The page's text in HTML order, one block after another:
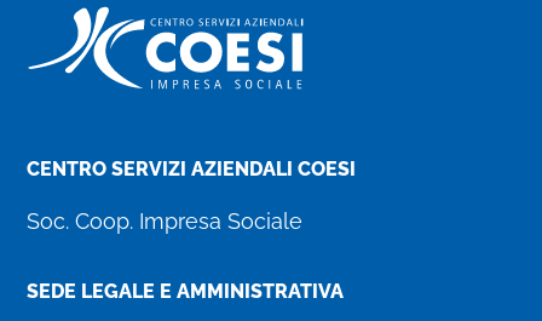
CENTRO SERVIZI AZIENDALI COESI
Soc. Coop. Impresa Sociale
SEDE LEGALE E AMMINISTRATIVA